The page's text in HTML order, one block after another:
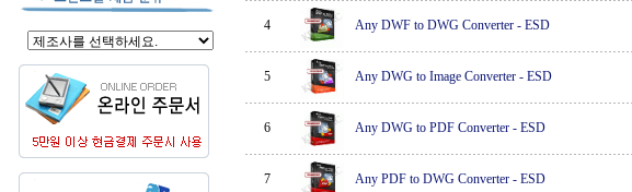
4 Any DWF to DWG Converter- ESD
5 Any DWG to Image Converter- ESD
6 Any DWG to PDF Converter- ESD
7 Any PDF to DWG Converter- ESD